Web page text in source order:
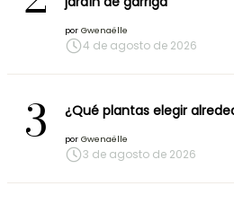
por Gwenaëlle
4 de agosto de 2026
3 ¿Qué plantas elegir
por Gwenaëlle
3 de agosto de 2026